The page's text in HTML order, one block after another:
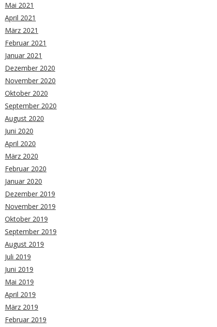
Mai 2021
April 2021
März 2021
Februar 2021
Januar 2021
Dezember 2020
November 2020
Oktober 2020
September 2020
August 2020
Juni 2020
April 2020
März 2020
Februar 2020
Januar 2020
Dezember 2019
November 2019
Oktober 2019
September 2019
August 2019
Juli 2019
Juni 2019
Mai 2019
April 2019
März 2019
Februar 2019